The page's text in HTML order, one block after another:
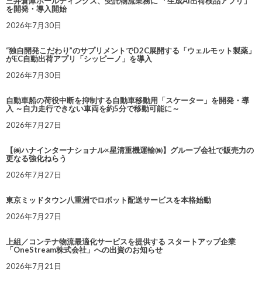
を開発・導入開始
2026年7月30日
“独自開発こだわり”のサプリメントでD2C展開する「ウェルモット製薬」
がEC自動出荷アプリ「シッピーノ」を導入
2026年7月30日
自動車船の荷役中断を抑制する自動車移動用「スケーター」を開発・導
入 ～自力走行できない車両を約5分で移動可能に～
2026年7月27日
【㈱ハナインターナショナル×星清重機運輸㈱】グループ会社で販売力の
更なる強化ねらう
2026年7月27日
東京ミッドタウン八重洲でロボット配送サービスを本格始動
2026年7月27日
上組／コンテナ物流最適化サービスを提供する スタートアップ企業
「OneStream株式会社」への出資のお知らせ
2026年7月21日